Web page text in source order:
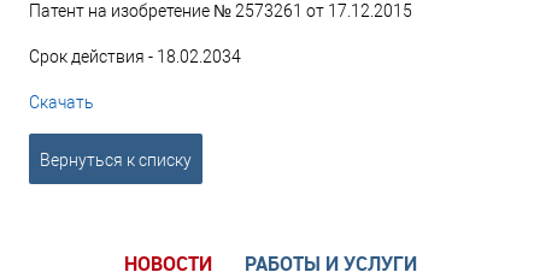
Патент на изобретение № 2573261 от 17.12.2015
Срок действия - 18.02.2034
Скачать
Вернуться к списку
НОВОСТИ
РАБОТЫ И УСЛУГИ